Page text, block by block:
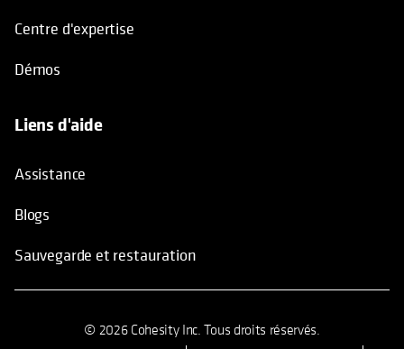
Centre d'expertise
Démos
Liens d'aide
Assistance
Blogs
Sauvegarde et restauration
© 2026 Cohesity Inc. Tous droits réservés.